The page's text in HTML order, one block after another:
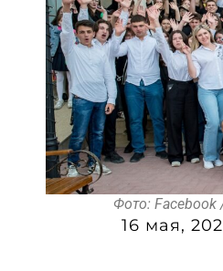
Фото: Facebook
16 мая,